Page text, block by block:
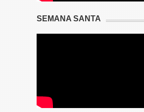
SEMANA SANTA